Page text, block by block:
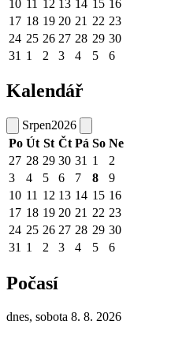
10 11 12 13 14 15 16
17 18 19 20 21 22 23
24 25 26 27 28 29 30
31 1 2 3 4 5 6
Kalendář
Srpen2026
Po Út St Čt Pá So Ne
27 28 29 30 31 1
2
3
4 5 6 7 8
9
10 11 12 13 14 15 16
17 18 19 20 21 22 23
24 25 26 27 28 29 30
31 1 2 3 4 5 6
Počasí
dnes, sobota 8. 8. 2026